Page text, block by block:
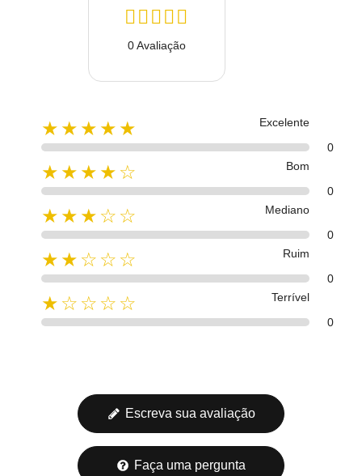
0 Avaliação
★★★★★
Excelente
0
★★★★☆
Bom
0
★★★☆☆
Mediano
0
★★☆☆☆
Ruim
0
★☆☆☆☆
Terrível
0
Escreva sua avaliação
Faça uma pergunta